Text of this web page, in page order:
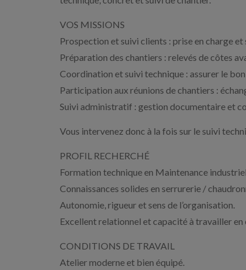
VOS MISSIONS
Prospection et suivi clients : prise en charge
Préparation des chantiers : relevés de côtes
Coordination et suivi technique : assurer le
Participation aux réunions de chantiers :
Suivi administratif : gestion documentaire et
Vous intervenez donc à la fois sur le suivi
PROFIL RECHERCHÉ
Formation technique en Maintenance
Connaissances solides en serrurerie /
Autonomie, rigueur et sens de l’organisation.
Excellent relationnel et capacité à travailler en
CONDITIONS DE TRAVAIL
Atelier moderne et bien équipé.